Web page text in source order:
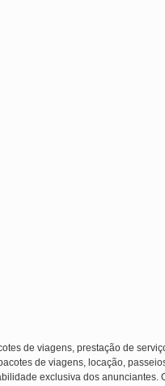
de viagens, prestação de
de viagens, locação,
exclusiva dos